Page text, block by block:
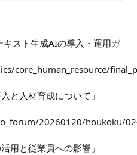
スト生成AIの導入・運用ガ
core_human_resource/
と人材育成について」
20260120/houkoku/
用と従業員への影響」